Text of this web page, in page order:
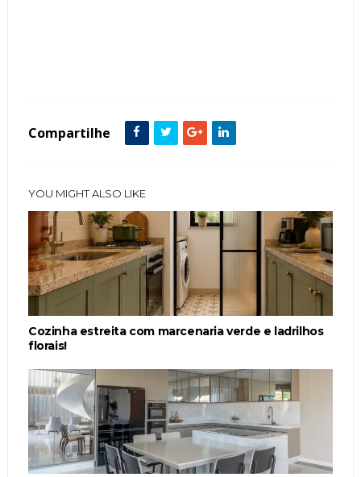
Compartilhe
YOU MIGHT ALSO LIKE
Cozinha estreita com marcenaria verde e ladrilhos
florais!